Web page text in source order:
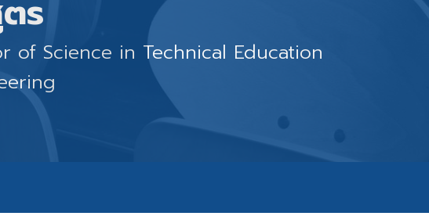
ร
of Science in Technical Education